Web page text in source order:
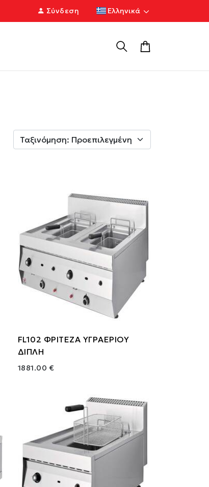
Σύνδεση Ελληνικά
FL102 ΦΡΙΤΕΖΑ ΥΓΡΑΕΡΙΟΥ
ΔΙΠΛΗ
1881.00 €